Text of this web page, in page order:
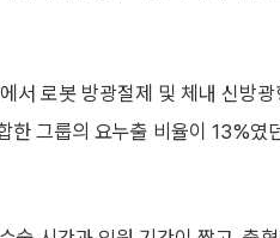
로봇 방광절제 및 체내 신방
그룹의 요누출 비율이 13%였